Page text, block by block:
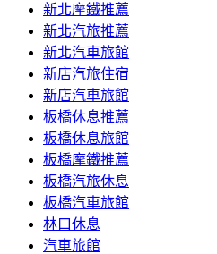
新北摩鐵推薦
新北汽旅推薦
新北汽車旅館
新店汽旅住宿
新店汽車旅館
板橋休息推薦
板橋休息旅館
板橋摩鐵推薦
板橋汽旅休息
板橋汽車旅館
林口休息
汽車旅館